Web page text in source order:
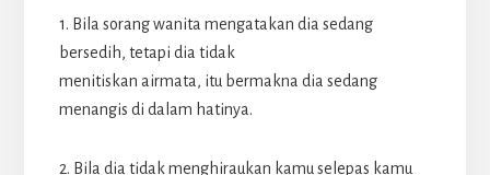
1. Bila sorang wanita mengatakan dia sedang
bersedih, tetapi dia tidak
menitiskan airmata, itu bermakna dia sedang
menangis di dalam hatinya.
2. Bila dia tidak menghiraukan kamu selepas kamu